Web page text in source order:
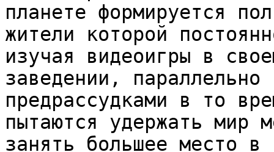
планете формируется
жители которой
изучая видеоигры в
заведении,
предрассудками в то
пытаются удержать мир
занять большее место в